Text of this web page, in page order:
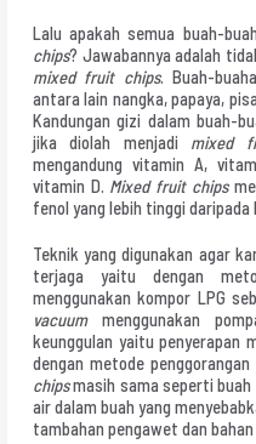
Lalu apakah semua buah-
chips? Jawabannya adalah
mixed fruit chips. Buah-
antara lain nangka, papaya,
Kandungan gizi dalam buah-
jika diolah menjadi mixed
mengandung vitamin A,
vitamin D. Mixed fruit chips
fenol yang lebih tinggi daripada
Teknik yang digunakan agar
terjaga yaitu dengan
menggunakan kompor LPG
vacuum menggunakan
keunggulan yaitu penyerapan
dengan metode
chipsmasih sama seperti buah
air dalam buah yang
tambahan pengawet dan